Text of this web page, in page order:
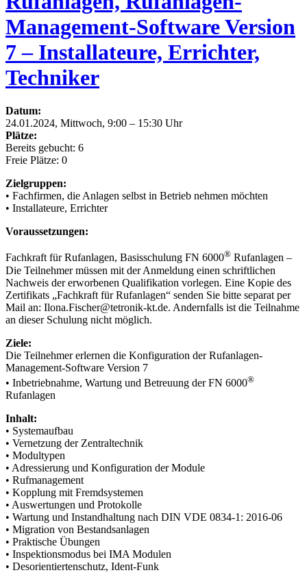
Management-Software Version
7 – Installateure, Errichter,
Techniker
Datum:
24.01.2024, Mittwoch, 9:00 – 15:30 Uhr
Plätze:
Bereits gebucht: 6
Freie Plätze: 0
Zielgruppen:
• Fachfirmen, die Anlagen selbst in Betrieb nehmen möchten
• Installateure, Errichter
Voraussetzungen:
Fachkraft für Rufanlagen, Basisschulung FN 6000® Rufanlagen –
Die Teilnehmer müssen mit der Anmeldung einen schriftlichen
Nachweis der erworbenen Qualifikation vorlegen. Eine Kopie des
Zertifikats „Fachkraft für Rufanlagen“ senden Sie bitte separat per
Mail an: Ilona.Fischer@tetronik-kt.de. Andernfalls ist die Teilnahme
an dieser Schulung nicht möglich.
Ziele:
Die Teilnehmer erlernen die Konfiguration der Rufanlagen-
Management-Software Version 7
• Inbetriebnahme, Wartung und Betreuung der FN 6000®
Rufanlagen
Inhalt:
• Systemaufbau
• Vernetzung der Zentraltechnik
• Modultypen
• Adressierung und Konfiguration der Module
• Rufmanagement
• Kopplung mit Fremdsystemen
• Auswertungen und Protokolle
• Wartung und Instandhaltung nach DIN VDE 0834-1: 2016-06
• Migration von Bestandsanlagen
• Praktische Übungen
• Inspektionsmodus bei IMA Modulen
• Desorientiertenschutz, Ident-Funk